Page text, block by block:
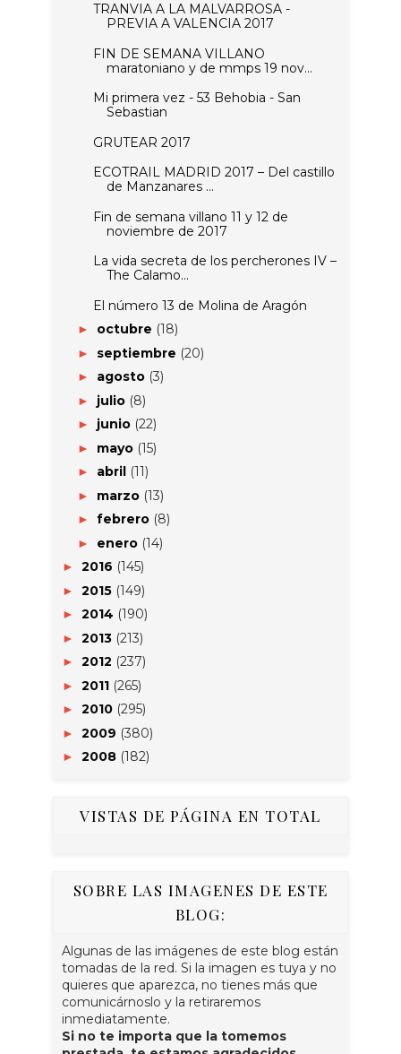
TRANVIA A LA MALVARROSA -
PREVIA A VALENCIA 2017
FIN DE SEMANA VILLANO
maratoniano y de mmps 19 nov...
Mi primera vez - 53 Behobia - San
Sebastian
GRUTEAR 2017
ECOTRAIL MADRID 2017 – Del castillo
de Manzanares ...
Fin de semana villano 11 y 12 de
noviembre de 2017
La vida secreta de los percherones IV –
The Calamo...
El número 13 de Molina de Aragón
► octubre (18)
► septiembre (20)
► agosto (3)
► julio (8)
► junio (22)
► mayo (15)
► abril (11)
► marzo (13)
► febrero (8)
► enero (14)
► 2016 (145)
► 2015 (149)
► 2014 (190)
► 2013 (213)
► 2012 (237)
► 2011 (265)
► 2010 (295)
► 2009 (380)
► 2008 (182)
VISTAS DE PÁGINA EN TOTAL
SOBRE LAS IMAGENES DE ESTE
BLOG:
Algunas de las imágenes de este blog están
tomadas de la red. Si la imagen es tuya y no
quieres que aparezca, no tienes más que
comunicárnoslo y la retiraremos
inmediatamente.
Si no te importa que la tomemos